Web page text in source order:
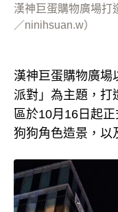
漢神巨蛋購物廣場打
／ninihsuan.w）
漢神巨蛋購物廣場
派對」為主題，打
區於10月16日起
狗狗角色造景，以